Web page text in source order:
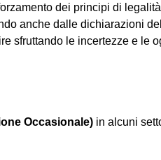
dei principi di
anche dalle dichiarazioni
sfruttando le incertezze e le
Occasionale) in alcuni